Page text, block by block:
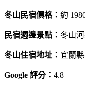
冬山民宿價格： 約
民宿週邊景點： 冬山
冬山住宿地址： 宜蘭
Google 評分： 4.8